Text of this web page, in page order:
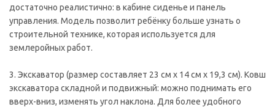
достаточно реалистично: в кабине сиденье и панель
управления. Модель позволит ребёнку больше узнать о
строительной технике, которая используется для
землеройных работ.
3. Экскаватор (размер составляет 23 см х 14 см х 19,3 см). Ковш
экскаватора складной и подвижный: можно поднимать его
вверх-вниз, изменять угол наклона. Для более удобного